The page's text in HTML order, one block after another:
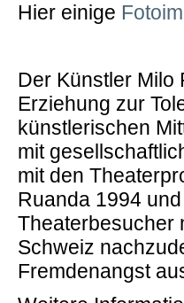
Hier einige
Der Künstler Milo
Erziehung zur
künstlerischen
mit
mit den
Ruanda 1994
Theaterbesucher
Schweiz
Fremdenangst